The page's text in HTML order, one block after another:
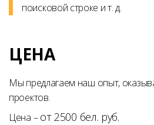
поисковой строке и т. д.
ЦЕНА
Мы предлагаем наш опыт,
проектов.
Цена –от 2500 бел. руб.